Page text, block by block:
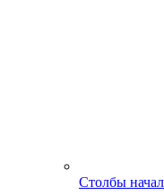
Столбы